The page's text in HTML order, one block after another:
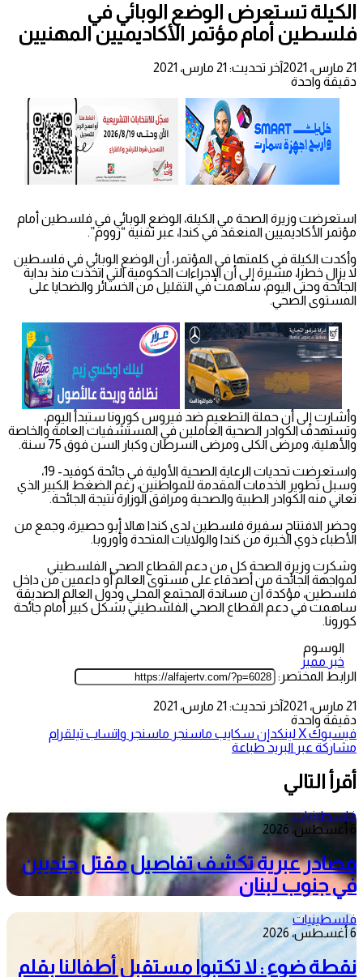
الكيلة تستعرض الوضع الوبائي في
فلسطين أمام مؤتمر الأكاديميين المهنيين
21 مارس، 2021
آخر تحديث: 21 مارس، 2021
دقيقة واحدة
استعرضت وزيرة الصحة مي الكيلة، الوضع الوبائي في فلسطين أمام
مؤتمر الأكاديميين المنعقد في كندا، عبر تقنية “زووم”.
وأكدت الكيلة في كلمتها في المؤتمر، أن الوضع الوبائي في فلسطين
لا يزال خطرا، مشيرة إلى أن الإجراءات الحكومية التي اتخذت منذ بداية
الجائحة وحتى اليوم، ساهمت في التقليل من الخسائر والضحايا على
المستوى الصحي.
وأشارت إلى أن حملة التطعيم ضد فيروس كورونا ستبدأ اليوم،
وتستهدف الكوادر الصحية العاملين في المستشفيات العامة والخاصة
والأهلية، ومرضى الكلى ومرضى السرطان وكبار السن فوق 75 سنة.
واستعرضت تحديات الرعاية الصحية الأولية في جائحة كوفيد- 19،
وسبل تطوير الخدمات المقدمة للمواطنين، رغم الضغط الكبير الذي
تعاني منه الكوادر الطبية والصحية ومرافق الوزارة نتيجة الجائحة.
وحضر الافتتاح سفيرة فلسطين لدى كندا هالا أبو حصيرة، وجمع من
الأطباء ذوي الخبرة من كندا والولايات المتحدة وأوروبا.
وشكرت وزيرة الصحة كل من دعم القطاع الصحي الفلسطيني
لمواجهة الجائحة من أصدقاء على مستوى العالم أو داعمين من داخل
فلسطين، مؤكدة أن مساندة المجتمع المحلي ودول العالم الصديقة
ساهمت في دعم القطاع الصحي الفلسطيني بشكل كبير أمام جائحة
كورونا.
الوسوم
خبر مميز
الرابط المختصر:
21 مارس، 2021
آخر تحديث: 21 مارس، 2021
دقيقة واحدة
فيسبوك‫Xلينكدإن سكايب ماسنجر ماسنجر واتساب تيلقرام
مشاركة عبر البريد طباعة
أقرأ التالي
فلسطينيات
6 أغسطس، 2026
مصادر عبرية تكشف تفاصيل مقتل جنديين
في جنوب لبنان
فلسطينيات
6 أغسطس، 2026
نقطة ضوء : لا تكتبوا مستقبل أطفالنا بقلم